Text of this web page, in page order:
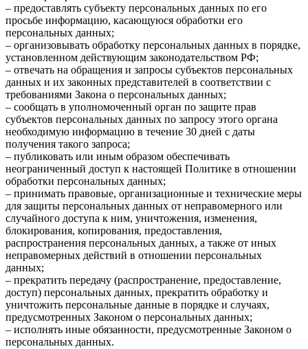
– предоставлять субъекту персональных данных по его
просьбе информацию, касающуюся обработки его
персональных данных;
– организовывать обработку персональных данных в порядке,
установленном действующим законодательством РФ;
– отвечать на обращения и запросы субъектов персональных
данных и их законных представителей в соответствии с
требованиями Закона о персональных данных;
– сообщать в уполномоченный орган по защите прав
субъектов персональных данных по запросу этого органа
необходимую информацию в течение 30 дней с даты
получения такого запроса;
– публиковать или иным образом обеспечивать
неограниченный доступ к настоящей Политике в отношении
обработки персональных данных;
– принимать правовые, организационные и технические меры
для защиты персональных данных от неправомерного или
случайного доступа к ним, уничтожения, изменения,
блокирования, копирования, предоставления,
распространения персональных данных, а также от иных
неправомерных действий в отношении персональных
данных;
– прекратить передачу (распространение, предоставление,
доступ) персональных данных, прекратить обработку и
уничтожить персональные данные в порядке и случаях,
предусмотренных Законом о персональных данных;
– исполнять иные обязанности, предусмотренные Законом о
персональных данных.